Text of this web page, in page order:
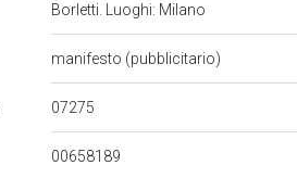
Borletti. Luoghi: Milano
manifesto (pubblicitario)
07275
00658189